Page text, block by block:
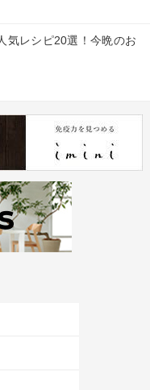
気レシピ20選！今晩のお